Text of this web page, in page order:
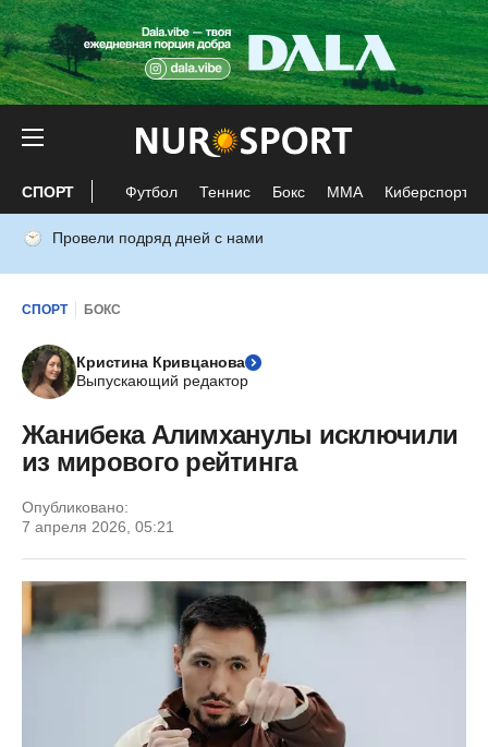
СПОРТ Футбол Теннис Бокс ММА Киберспорт
Провели подряд дней с нами
СПОРТ БОКС
Кристина Кривцанова
Выпускающий редактор
Жанибека Алимханулы исключили
из мирового рейтинга
Опубликовано:
7 апреля 2026, 05:21